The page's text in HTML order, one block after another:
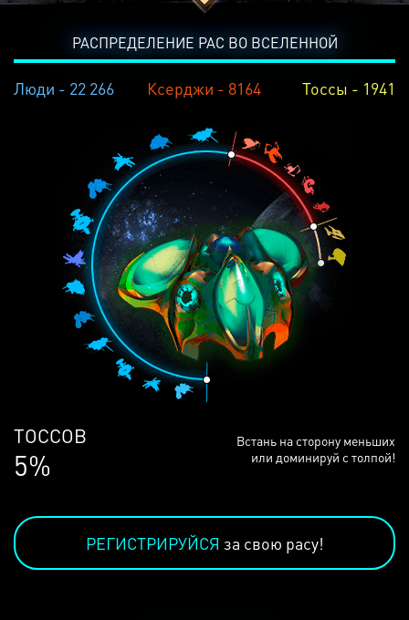
РАСПРЕДЕЛЕНИЕ РАС ВО ВСЕЛЕННОЙ
Люди - 22 266 Ксерджи - 8164 Тоссы - 1941
ЛЮДЕЙ
68%
Встань на сторону меньших
или доминируй с толпой!
РЕГИСТРИРУЙСЯ за свою расу!